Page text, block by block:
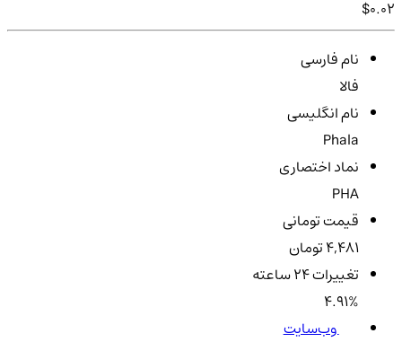
$0.02
نام فارسی
فالا
نام انگلیسی
Phala
نماد اختصاری
PHA
قیمت تومانی
4,481 تومان
تغییرات ۲۴ ساعته
4.91%
وب‌سایت